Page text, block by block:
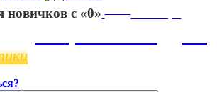
новичков с «0» 11 ноября